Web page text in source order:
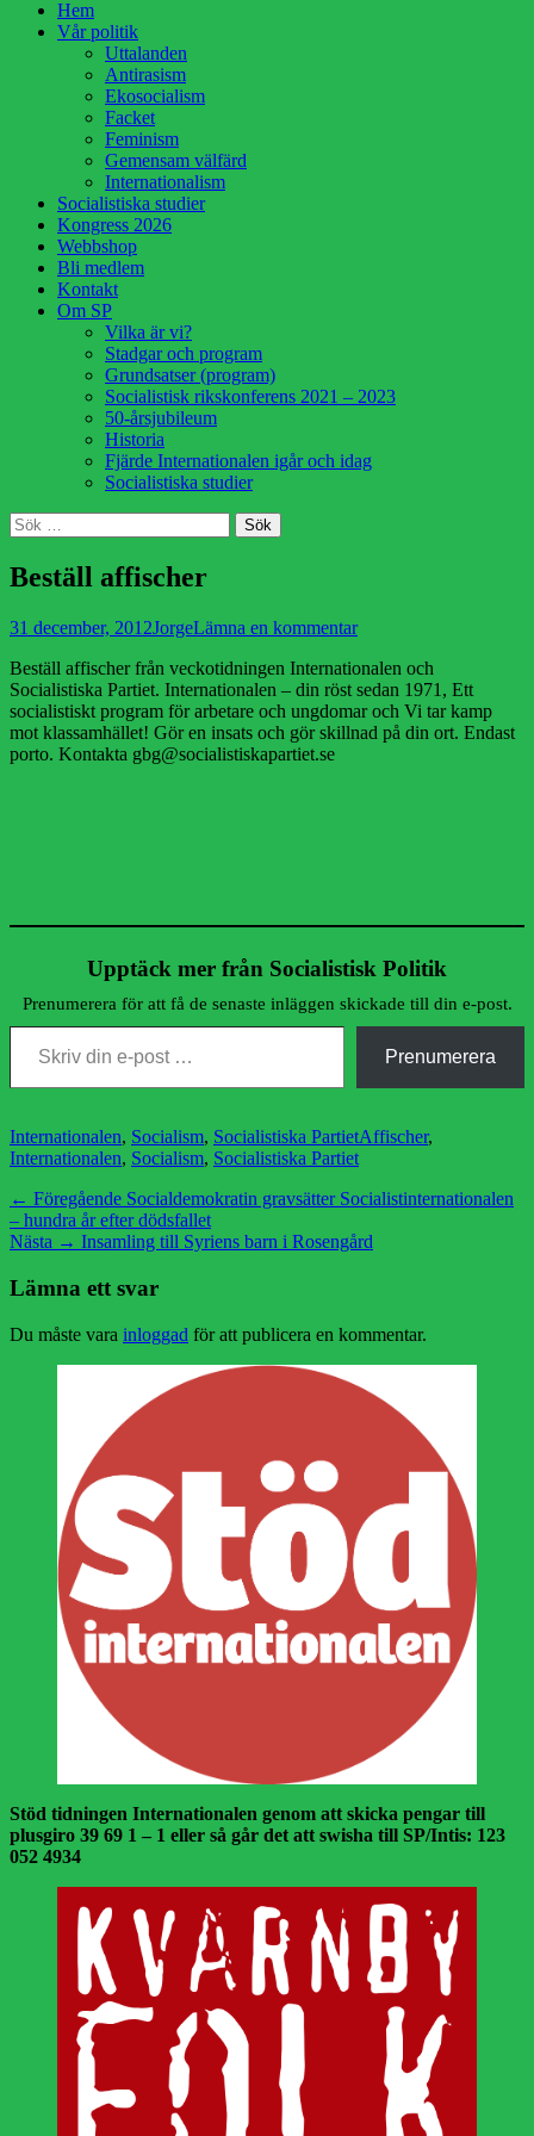
HoppaHem
Vår politik
Uttalanden
Antirasism
Ekosocialism
Facket
Feminism
Gemensam välfärd
Internationalism
Socialistiska studier
Kongress 2026
Webbshop
Bli medlem
Kontakt
Om SP
Vilka är vi?
Stadgar och program
Grundsatser (program)
Socialistisk rikskonferens 2021 – 2023
50-årsjubileum
Historia
Fjärde Internationalen igår och idag
Socialistiska studier
Sök
Sök
efter:
Beställ affischer
Publicerad
31 december, 2012Författare
JorgeLämna en kommentar
Beställ affischer från veckotidningen Internationalen och
Socialistiska Partiet. Internationalen – din röst sedan 1971, Ett
socialistiskt program för arbetare och ungdomar och Vi tar kamp
mot klassamhället! Gör en insats och gör skillnad på din ort. Endast
porto. Kontakta gbg@socialistiskapartiet.se
Upptäck mer från Socialistisk Politik
Prenumerera för att få de senaste inläggen skickade till din e-post.
Skriv din e-post …
Prenumerera
Kategorier
Internationalen, Socialism, Socialistiska PartietEtiketter
Affischer,
Internationalen, Socialism, Socialistiska Partiet
Inläggsnavigering
← Föregående Föregående
inlägg:
Socialdemokratin gravsätter Socialistinternationalen
– hundra år efter dödsfallet
Nästa → Nästa
Insamling till Syriens barn i Rosengård
Lämna ett svar
Du måste vara inloggad för att publicera en kommentar.
Stöd tidningen Internationalen genom att skicka pengar till
plusgiro 39 69 1 – 1 eller så går det att swisha till SP/Intis: 123
052 4934